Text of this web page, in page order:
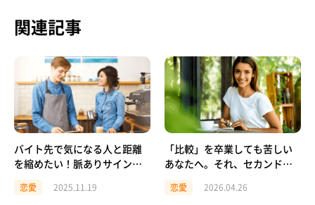
関連記事
バイト先で気になる人と距離
を縮めたい！脈ありサインと
恋愛 2025.11.19
「比較」を卒業しても苦しい
あなたへ。それ、セカンド・
しれません。
恋愛 2026.04.26